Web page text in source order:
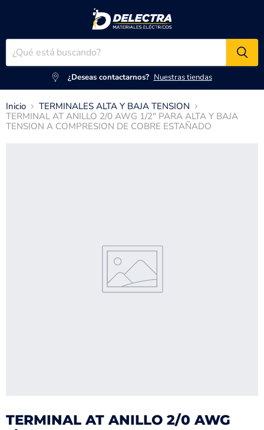
¿Deseas contactarnos? Nuestras tiendas
Inicio
TERMINALES ALTA Y BAJA TENSION
TERMINAL AT ANILLO 2/0 AWG 1/2" PARA ALTA Y BAJA
TENSION A COMPRESION DE COBRE ESTAÑADO
TERMINAL AT ANILLO 2/0 AWG